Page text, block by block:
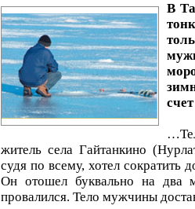
В
житель села Гайтанкино
судя по всему, хотел сократить
Он отошел буквально на два
провалился. Тело мужчины